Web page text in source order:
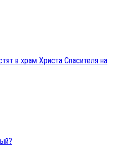
в храм Христа Спасителя на